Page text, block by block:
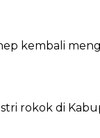
kembali
rokok di